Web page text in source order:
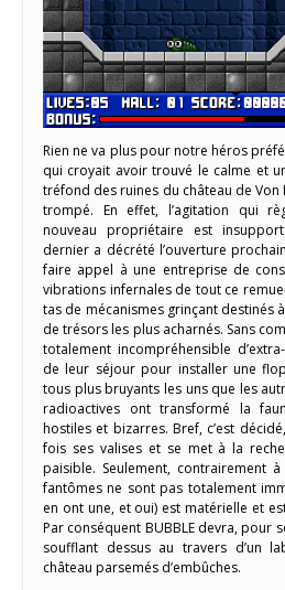
Rien ne va plus pour notre héros
qui croyait avoir trouvé le calme et
tréfond des ruines du château de Von
trompé. En effet, l’agitation qui
nouveau propriétaire est
dernier a décrété l’ouverture
faire appel à une entreprise de
vibrations infernales de tout ce
tas de mécanismes grinçant destinés
de trésors les plus acharnés. Sans
totalement incompréhensible
de leur séjour pour installer une
tous plus bruyants les uns que les
radioactives ont transformé la
hostiles et bizarres. Bref, c’est
fois ses valises et se met à la
paisible. Seulement, contrairement
fantômes ne sont pas totalement
en ont une, et oui) est matérielle et
Par conséquent BUBBLE devra, pour
soufflant dessus au travers d’un
château parsemés d’embûches.